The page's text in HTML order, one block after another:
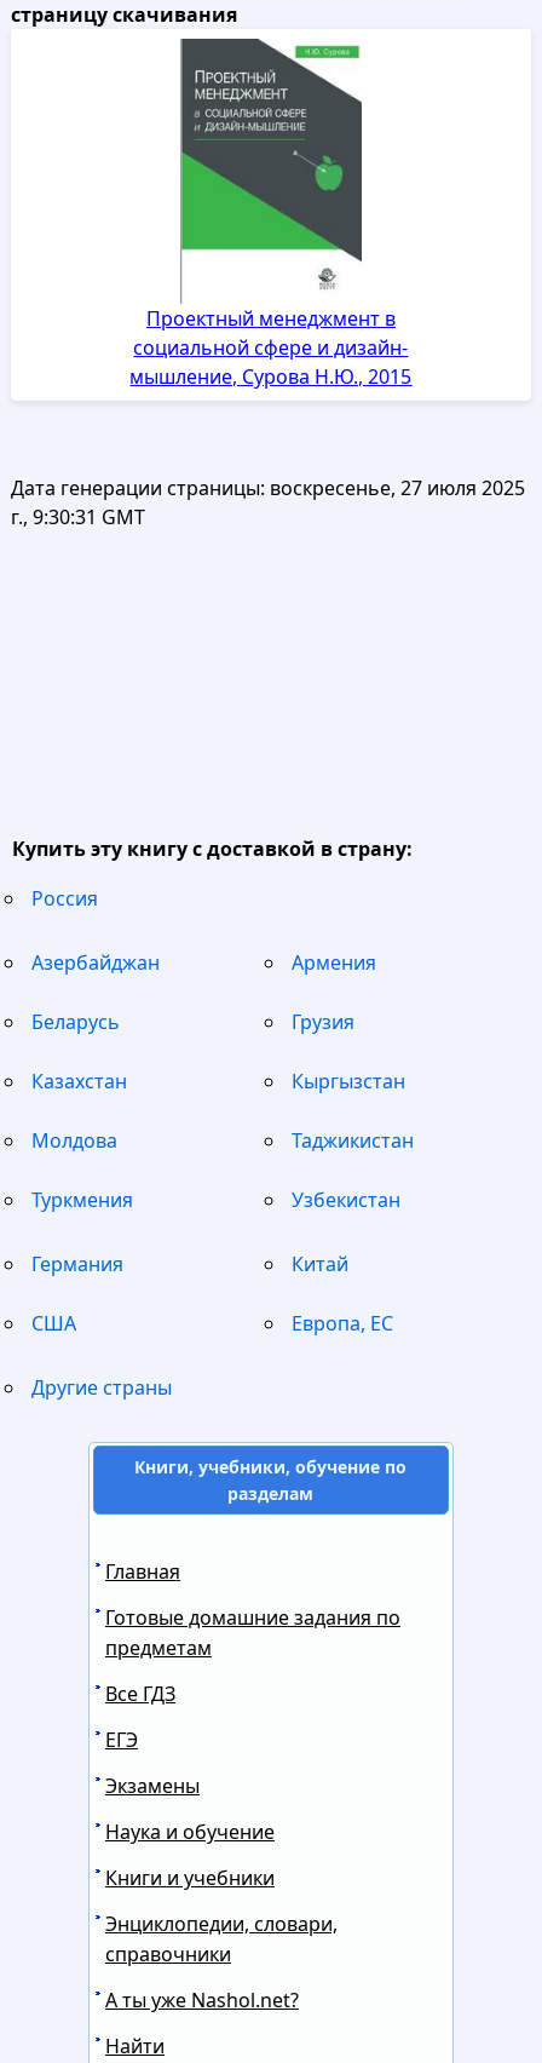
страницу скачивания
Проектный менеджмент в
социальной сфере и дизайн-
мышление, Сурова Н.Ю., 2015
Дата генерации страницы: воскресенье, 27 июля 2025
г., 9:30:31 GMT
Купить эту книгу с доставкой в страну:
Россия
Азербайджан Армения
Беларусь Грузия
Казахстан Кыргызстан
Молдова Таджикистан
Туркмения Узбекистан
Германия Китай
США Европа, ЕС
Другие страны
Книги, учебники, обучение по
разделам
Главная
Готовые домашние задания по
предметам
Все ГДЗ
ЕГЭ
Экзамены
Наука и обучение
Книги и учебники
Энциклопедии, словари,
справочники
А ты уже Nashol.net?
Найти